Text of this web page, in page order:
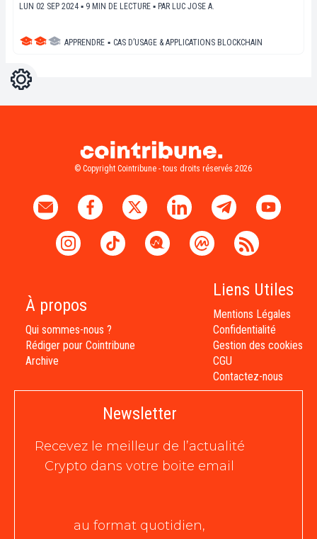
LUN 02 SEP 2024 ▪ 9 MIN DE LECTURE ▪ PAR LUC JOSE A.
APPRENDRE ▪ CAS D’USAGE & APPLICATIONS BLOCKCHAIN
Réglages
© Copyright Cointribune - tous droits réservés 2026
À propos
Qui sommes-nous ?
Rédiger pour Cointribune
Archive
Liens Utiles
Mentions Légales
Confidentialité
Gestion des cookies
CGU
Contactez-nous
Newsletter
Recevez le meilleur de l’actualité
Crypto dans votre boite email
au format quotidien,